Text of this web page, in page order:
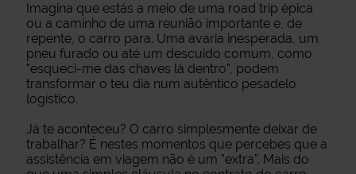
Imagina que estás a meio de uma road trip épica
ou a caminho de uma reunião importante e, de
repente, o carro para. Uma avaria inesperada, um
pneu furado ou até um descuido comum, como
"esqueci-me das chaves lá dentro”, podem
transformar o teu dia num autêntico pesadelo
logístico.
Já te aconteceu? O carro simplesmente deixar de
trabalhar? É nestes momentos que percebes que a
assistência em viagem não é um "extra”. Mais do